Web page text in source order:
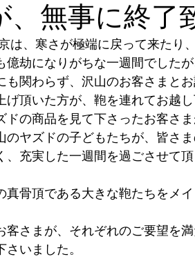
、無事に終了
は、寒さが極端に戻って来たり
億劫になりがちな一週間でしたが
も関わらず、沢山のお客さまとお
げ頂いた方が、鞄を連れてお越し
ドの商品を見て下さったお客さ
のヤズドの子どもたちが、皆さ
、充実した一週間を過ごさせて頂
真骨頂である大きな鞄たちをメ
客さまが、それぞれのご要望を
いました。